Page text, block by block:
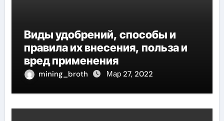
Виды удобрений, способы и
правила их внесения, польза и
вред применения
mining_broth Мар 27, 2022